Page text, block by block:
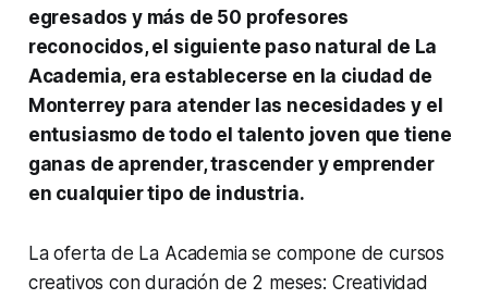
egresados y más de 50 profesores
reconocidos, el siguiente paso natural de La
Academia, era establecerse en la ciudad de
Monterrey para atender las necesidades y el
entusiasmo de todo el talento joven que tiene
ganas de aprender, trascender y emprender
en cualquier tipo de industria.
La oferta de La Academia se compone de cursos
creativos con duración de 2 meses: Creatividad